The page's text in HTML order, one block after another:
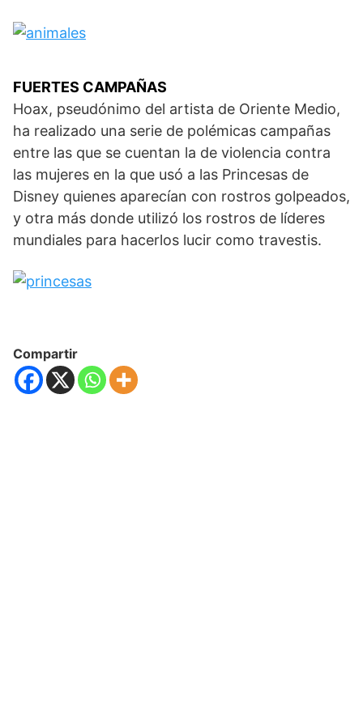
FUERTES CAMPAÑAS
Hoax, pseudónimo del artista de Oriente Medio,
ha realizado una serie de polémicas campañas
entre las que se cuentan la de violencia contra
las mujeres en la que usó a las Princesas de
Disney quienes aparecían con rostros golpeados,
y otra más donde utilizó los rostros de líderes
mundiales para hacerlos lucir como travestis.
Compartir